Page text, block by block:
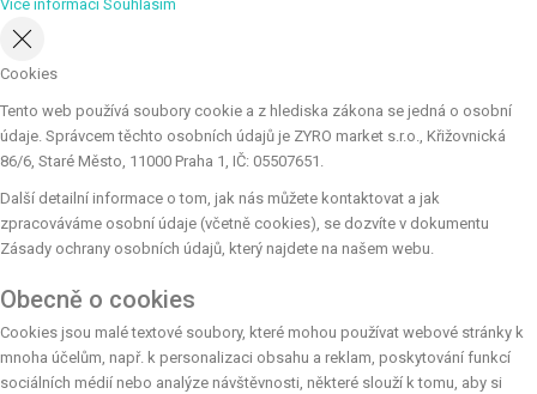
Více informací Souhlasím
Cookies
Tento web používá soubory cookie a z hlediska zákona se jedná o osobní
údaje. Správcem těchto osobních údajů je ZYRO market s.r.o., Křižovnická
86/6, Staré Město, 11000 Praha 1, IČ: 05507651.
Další detailní informace o tom, jak nás můžete kontaktovat a jak
zpracováváme osobní údaje (včetně cookies), se dozvíte v dokumentu
Zásady ochrany osobních údajů, který najdete na našem webu.
Obecně o cookies
Cookies jsou malé textové soubory, které mohou používat webové stránky k
mnoha účelům, např. k personalizaci obsahu a reklam, poskytování funkcí
sociálních médií nebo analýze návštěvnosti, některé slouží k tomu, aby si